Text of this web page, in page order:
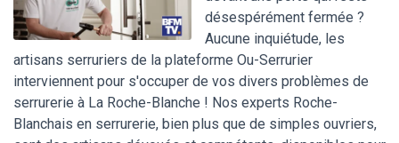
désespérément fermée ?
Aucune inquiétude, les
artisans serruriers de la plateforme Ou-Serrurier
interviennent pour s'occuper de vos divers problèmes de
serrurerie à La Roche-Blanche ! Nos experts Roche-
Blanchais en serrurerie, bien plus que de simples ouvriers,